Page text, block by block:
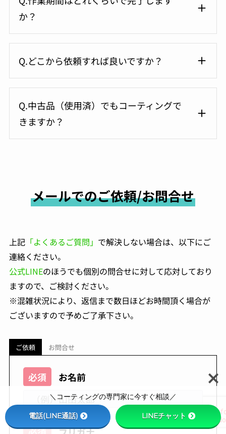
か？
Q.どこから依頼すれば良いですか？
Q.中古品（使用済）でもコーティングで
きますか？
メールでのご依頼/お問合せ
上記「よくあるご質問」 で解決しない場合は、以下にご
連絡ください。
公式LINEのほうでも個別の問合せに対して応対しており
ますので、ご検討ください。
※混雑状況により、返信まで数日ほどお時間頂く場合が
ございますので予めご了承下さい。
ご依頼 お問合せ
必須 お名前
＼コーティングの専門家に今すぐ相談／
電話(LINE通話) LINEチャット